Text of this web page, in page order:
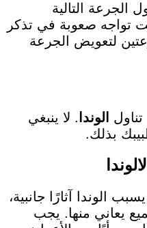
الجرعة التالية
تواجه صعوبة في تذكر
لتعويض الجرعة
الوندا . لا ينبغي
بذلك.
الوندا آثارًا جانبية،
يعاني منها. يجب